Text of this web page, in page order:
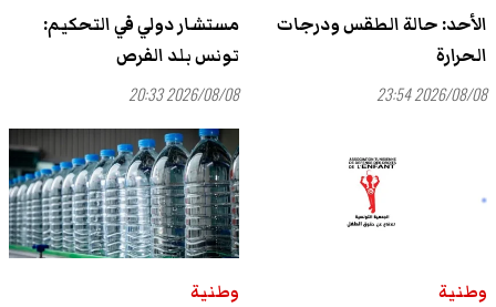
الأحد: حالة الطقس ودرجات
الحرارة
2026/08/08 23:54
مستشار دولي في التحكيم:
تونس بلد الفرص
2026/08/08 20:33
وطنية
وطنية